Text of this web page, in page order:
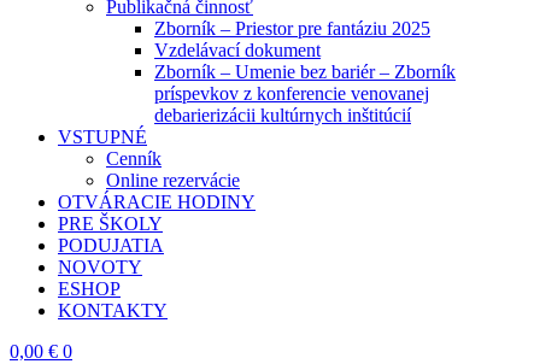
Publikačná činnosť
Zborník – Priestor pre fantáziu 2025
Vzdelávací dokument
Zborník – Umenie bez bariér – Zborník
príspevkov z konferencie venovanej
debarierizácii kultúrnych inštitúcií
VSTUPNÉ
Cenník
Online rezervácie
OTVÁRACIE HODINY
PRE ŠKOLY
PODUJATIA
NOVOTY
ESHOP
KONTAKTY
0,00 € 0